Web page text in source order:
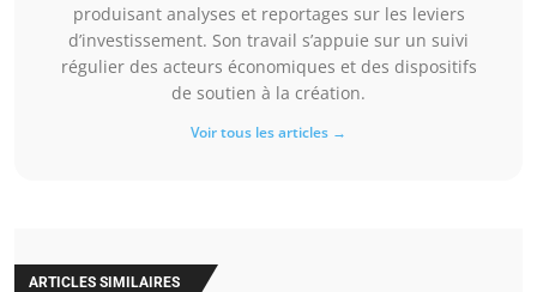
produisant analyses et reportages sur les leviers
d’investissement. Son travail s’appuie sur un suivi
régulier des acteurs économiques et des dispositifs
de soutien à la création.
Voir tous les articles →
ARTICLES SIMILAIRES